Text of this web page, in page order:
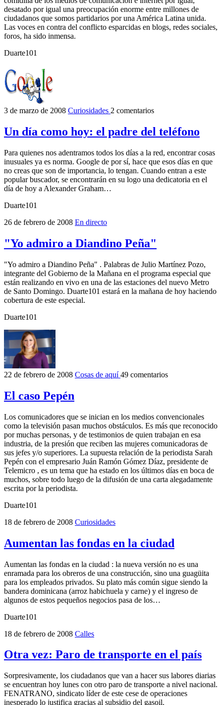
desatado por igual una preocupación enorme entre millones de
ciudadanos que somos partidarios por una América Latina unida.
Las voces en contra del conflicto esparcidas en blogs, redes sociales,
foros, ha sido inmensa.
Duarte101
3 de marzo de 2008 Curiosidades 2 comentarios
Un día como hoy: el padre del teléfono
Para quienes nos adentramos todos los días a la red, encontrar cosas
inusuales ya es norma. Google de por sí, hace que esos días en que
no creas que son de importancia, lo tengan. Cuando entran a este
popular buscador, se encontrarán en su logo una dedicatoria en el
día de hoy a Alexander Graham…
Duarte101
26 de febrero de 2008 En directo
"Yo admiro a Diandino Peña"
"Yo admiro a Diandino Peña" . Palabras de Julio Martínez Pozo,
integrante del Gobierno de la Mañana en el programa especial que
están realizando en vivo en una de las estaciones del nuevo Metro
de Santo Domingo. Duarte101 estará en la mañana de hoy haciendo
cobertura de este especial.
Duarte101
22 de febrero de 2008 Cosas de aquí49 comentarios
El caso Pepén
Los comunicadores que se inician en los medios convencionales
como la televisión pasan muchos obstáculos. Es más que reconocido
por muchas personas, y de testimonios de quien trabajan en esa
industria, de la presión que reciben las mujeres comunicadoras de
sus jefes y/o superiores. La supuesta relación de la periodista Sarah
Pepén con el empresario Juán Ramón Gómez Díaz, presidente de
Telemicro , es un tema que ha estado en los últimos días en boca de
muchos, sobre todo luego de la difusión de una carta alegadamente
escrita por la periodista.
Duarte101
18 de febrero de 2008 Curiosidades
Aumentan las fondas en la ciudad
Aumentan las fondas en la ciudad : la nueva versión no es una
enramada para los obreros de una construcción, sino una guagüita
para los empleados privados. Su plato más común sigue siendo la
bandera dominicana (arroz habichuela y carne) y el ingreso de
algunos de estos pequeños negocios pasa de los…
Duarte101
18 de febrero de 2008 Calles
Otra vez: Paro de transporte en el país
Sorpresivamente, los ciudadanos que van a hacer sus labores diarias
se encuentran hoy lunes con otro paro de transporte a nivel nacional.
FENATRANO, sindicato líder de este cese de operaciones
inesperado lo justifica gracias al subsidio del gasoil.